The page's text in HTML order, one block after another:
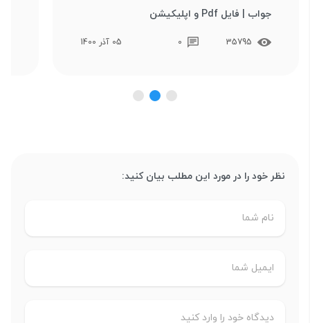
جواب | فایل Pdf و اپلیکیشن
35795
0 05 آذر 1400
نظر خود را در مورد این مطلب بیان کنید: